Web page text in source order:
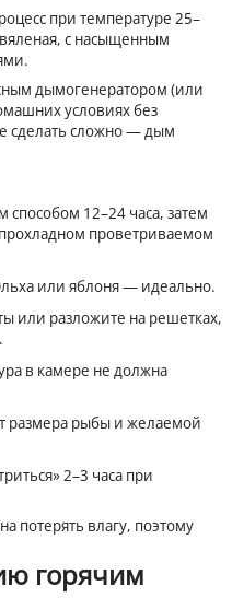
при температуре 25–
с насыщенным
дымогенератором (или
условиях без
сделать сложно — дым
12–24 часа, затем
проветриваемом
или яблоня — идеально.
или разложите на решетках,
в камере не должна
размера рыбы и желаемой
2–3 часа при
потерять влагу, поэтому
горячим